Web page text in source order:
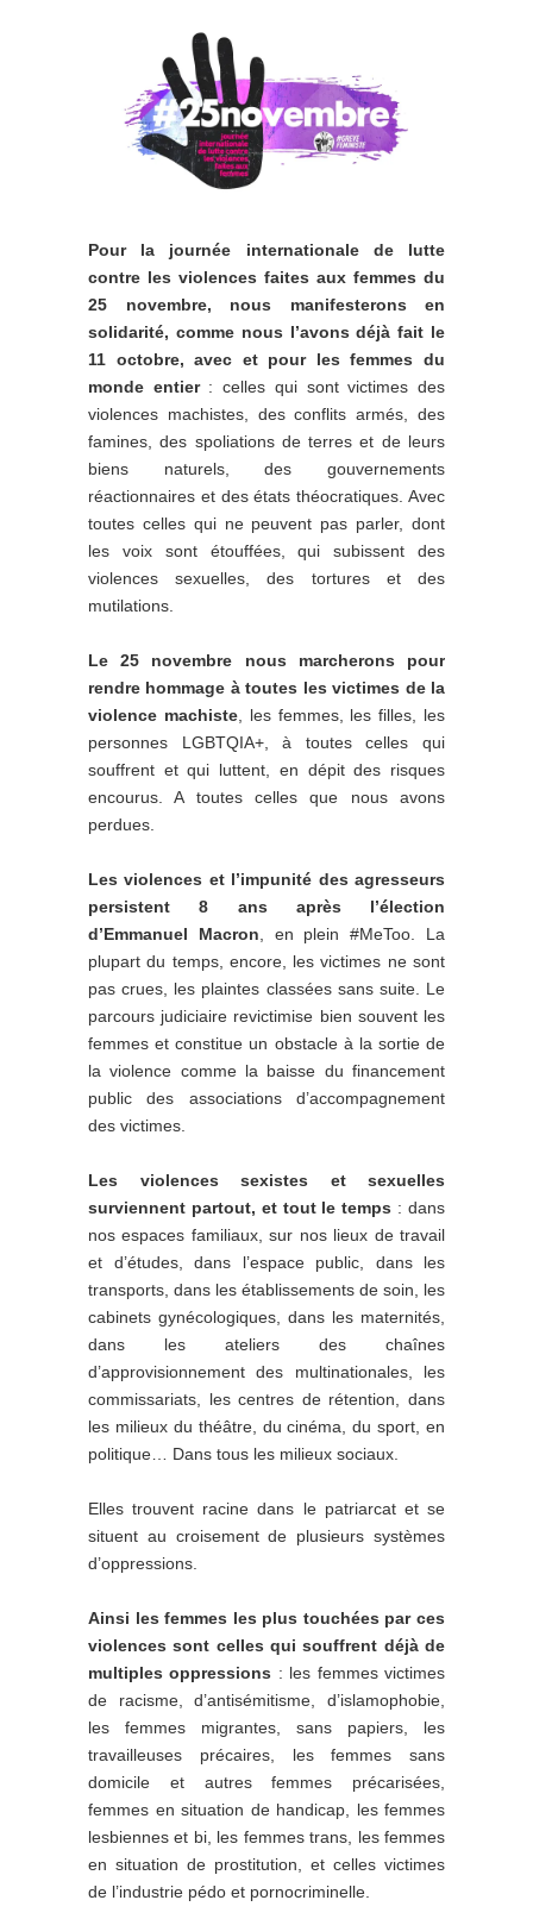
Pour la journée internationale de lutte
contre les violences faites aux femmes du
25 novembre, nous manifesterons en
solidarité, comme nous l’avons déjà fait le
11 octobre, avec et pour les femmes du
monde entier : celles qui sont victimes des
violences machistes, des conflits armés, des
famines, des spoliations de terres et de leurs
biens naturels, des gouvernements
réactionnaires et des états théocratiques. Avec
toutes celles qui ne peuvent pas parler, dont
les voix sont étouffées, qui subissent des
violences sexuelles, des tortures et des
mutilations.
Le 25 novembre nous marcherons pour
rendre hommage à toutes les victimes de la
violence machiste, les femmes, les filles, les
personnes LGBTQIA+, à toutes celles qui
souffrent et qui luttent, en dépit des risques
encourus. A toutes celles que nous avons
perdues.
Les violences et l’impunité des agresseurs
persistent 8 ans après l’élection
d’Emmanuel Macron , en plein #MeToo. La
plupart du temps, encore, les victimes ne sont
pas crues, les plaintes classées sans suite. Le
parcours judiciaire revictimise bien souvent les
femmes et constitue un obstacle à la sortie de
la violence comme la baisse du financement
public des associations d’accompagnement
des victimes.
Les violences sexistes et sexuelles
surviennent partout, et tout le temps : dans
nos espaces familiaux, sur nos lieux de travail
et d’études, dans l’espace public, dans les
transports, dans les établissements de soin, les
cabinets gynécologiques, dans les maternités,
dans les ateliers des chaînes
d’approvisionnement des multinationales, les
commissariats, les centres de rétention, dans
les milieux du théâtre, du cinéma, du sport, en
politique… Dans tous les milieux sociaux.
Elles trouvent racine dans le patriarcat et se
situent au croisement de plusieurs systèmes
d’oppressions.
Ainsi les femmes les plus touchées par ces
violences sont celles qui souffrent déjà de
multiples oppressions : les femmes victimes
de racisme, d’antisémitisme, d’islamophobie,
les femmes migrantes, sans papiers, les
travailleuses précaires, les femmes sans
domicile et autres femmes précarisées,
femmes en situation de handicap, les femmes
lesbiennes et bi, les femmes trans, les femmes
en situation de prostitution, et celles victimes
de l’industrie pédo et pornocriminelle.